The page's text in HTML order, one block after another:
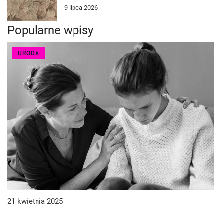
9 lipca 2026
Popularne wpisy
URODA
21 kwietnia 2025